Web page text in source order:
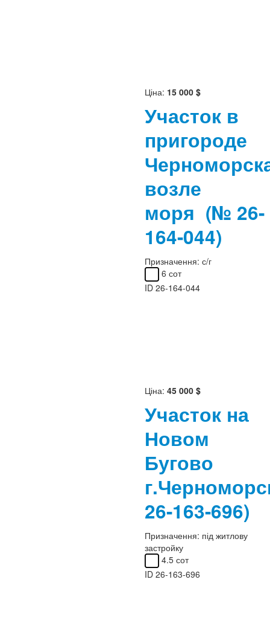
Ціна: 15 000 $
Участок в
пригороде
возле
моря (№ 26-
164-044)
Призначення: с/г
6 сот
ID 26-164-044
Ціна: 45 000 $
Участок на
Новом
Бугово
26-163-696)
Призначення: під житлову
застройку
4.5 сот
ID 26-163-696